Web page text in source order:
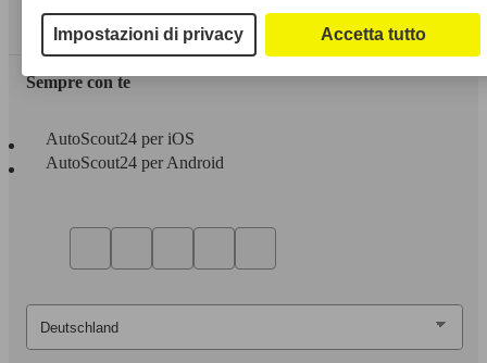
Area rivenditori
Sempre con te
AutoScout24 per iOS
AutoScout24 per Android
Impostazioni di privacy Accetta tutto